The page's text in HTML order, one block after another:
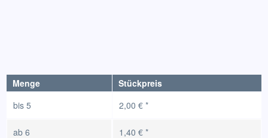
Menge
Stückpreis
bis 5 2,00 € *
ab 6 1,40 € *